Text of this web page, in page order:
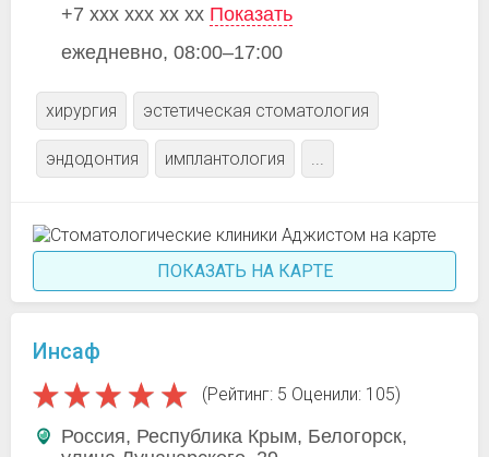
+7 xxx xxx xx xx Показать
ежедневно, 08:00–17:00
хирургия эстетическая стоматология
эндодонтия имплантология ...
ПОКАЗАТЬ НА КАРТЕ
Инсаф
(Рейтинг: 5 Оценили: 105)
Россия, Республика Крым, Белогорск,